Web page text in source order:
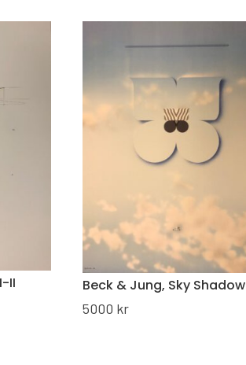
II Beck & Jung, Sky Shadow
5000 kr